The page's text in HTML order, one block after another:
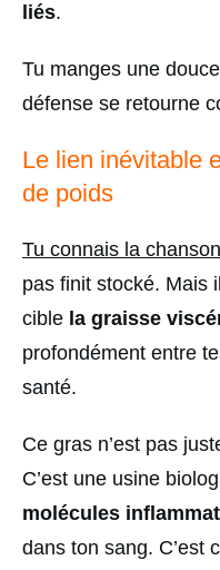
liés.
Tu manges une
défense se retourne
Le lien inévitable
de poids
Tu connais la
pas finit stocké. Mais
cible la graisse
profondément entre
santé.
Ce gras n’est pas
C’est une usine
molécules
dans ton sang. C’est